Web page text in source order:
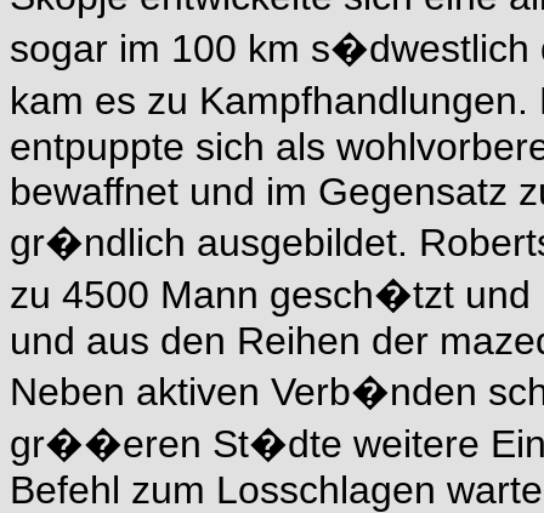
sogar im 100 km s�dwestlich
kam es zu
entpuppte sich als
bewaffnet und im Gegensatz
gr�ndlich ausgebildet.
zu 4500 Mann gesch�tzt und
und aus den Reihen der
Neben aktiven Verb�nden
gr��eren St�dte weitere
Befehl zum Losschlagen